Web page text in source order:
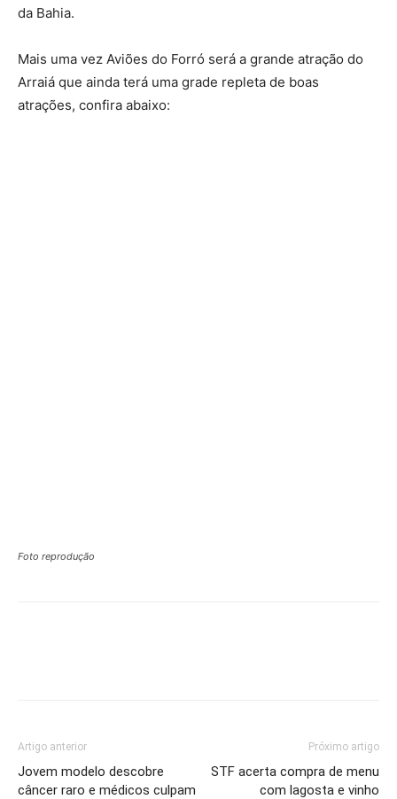
da Bahia.
Mais uma vez Aviões do Forró será a grande atração do
Arraiá que ainda terá uma grade repleta de boas
atrações, confira abaixo:
Foto reprodução
Artigo anterior
Jovem modelo descobre
câncer raro e médicos culpam
Próximo artigo
STF acerta compra de menu
com lagosta e vinho